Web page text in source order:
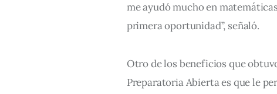
me ayudó mucho en
primera oportunidad”, señaló.
Otro de los beneficios que
Preparatoria Abierta es que le